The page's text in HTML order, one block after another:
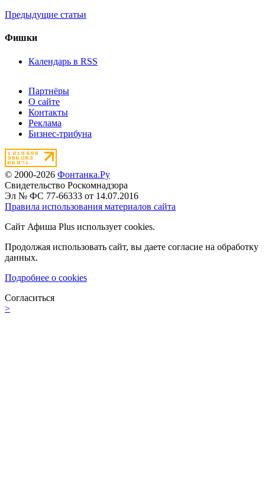
Предыдущие статьи
Фишки
Календарь в RSS
Партнёры
О сайте
Контакты
Реклама
Бизнес-трибуна
© 2000-2026 Фонтанка.Ру
Свидетельство Роскомнадзора
Эл № ФС 77-66333 от 14.07.2016
Правила использования материалов сайта
Сайт Афиша Plus использует cookies.
Продолжая использовать сайт, вы даете согласие на обработку
данных.
Подробнее о cookies
Согласиться
>